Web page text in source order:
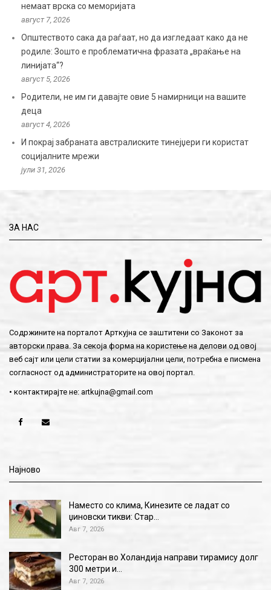
немаат врска со меморијата
август 7, 2026
Општеството сака да раѓаат, но да изгледаат како да не
родиле: Зошто е проблематична фразата „враќање на
линијата“?
август 5, 2026
Родители, не им ги давајте овие 5 намирници на вашите
деца
август 4, 2026
И покрај забраната австралиските тинејџери ги користат
социјалните мрежи
јули 31, 2026
ЗА НАС
Содржините на порталот Арткујна се заштитени со Законот за
авторски права. За секоја форма на користење на делови од овој
веб сајт или цели статии за комерцијални цели, потребна е писмена
согласност од администраторите на овој портал.
• контактирајте не: artkujna@gmail.com
Најново
Наместо со клима, Кинезите се ладат со
џиновски тикви: Стар…
Авг 7, 2026
Ресторан во Холандија направи тирамису долг
300 метри и…
Авг 7, 2026